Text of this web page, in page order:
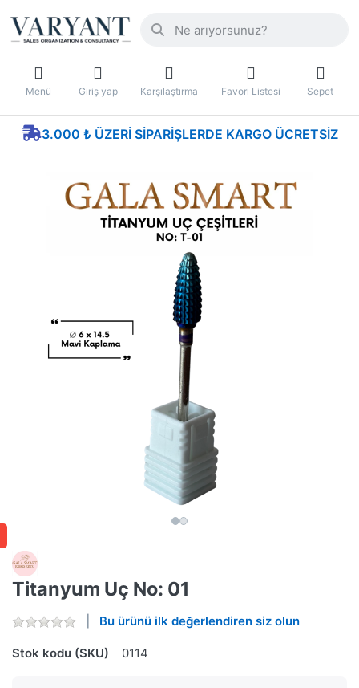
Menü Giriş yap Karşılaştırma Favori Listesi Sepet
3.000 ₺ ÜZERI SIPARIŞLERDE KARGO ÜCRETSIZ
Titanyum Uç No: 01
Bu ürünü ilk değerlendiren siz olun
Stok kodu (SKU) 0114